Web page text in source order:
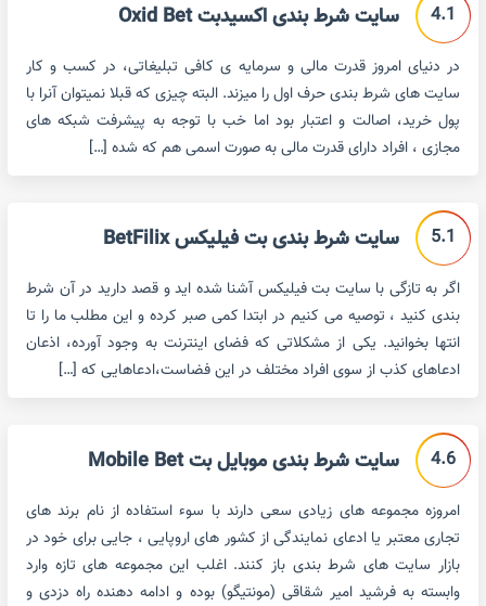
4.1 سایت شرط بندی اکسیدبت Oxid Bet
در دنیای امروز قدرت مالی و سرمایه ی کافی تبلیغاتی، در کسب و کار
سایت های شرط بندی حرف اول را میزند. البته چیزی که قبلا نمیتوان آنرا با
پول خرید، اصالت و اعتبار بود اما خب با توجه به پیشرفت شبکه های
مجازی ، افراد دارای قدرت مالی به صورت اسمی هم که شده […]
5.1 سایت شرط بندی بت فیلیکس BetFilix
اگر به تازگی با سایت بت فیلیکس آشنا شده اید و قصد دارید در آن شرط
بندی کنید ، توصیه می کنیم در ابتدا کمی صبر کرده و این مطلب ما را تا
انتها بخوانید. یکی از مشکلاتی که فضای اینترنت به وجود آورده، اذعان
ادعاهای کذب از سوی افراد مختلف در این فضاست،ادعاهایی که […]
4.6 سایت شرط بندی موبایل بت Mobile Bet
امروزه مجموعه های زیادی سعی دارند با سوء استفاده از نام برند های
تجاری معتبر یا ادعای نمایندگی از کشور های اروپایی ، جایی برای خود در
بازار سایت های شرط بندی باز کنند. اغلب این مجموعه های تازه وارد
وابسته به فرشید امیر شقاقی (مونتیگو) بوده و ادامه دهنده راه دزدی و